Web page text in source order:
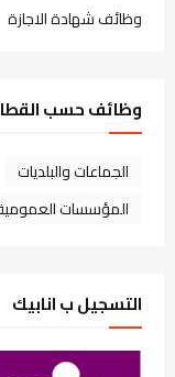
وظائف شهادة الاجازة
وظائف حسب
الجماعات والبلديات
المؤسسات
التسجيل ب انابيك